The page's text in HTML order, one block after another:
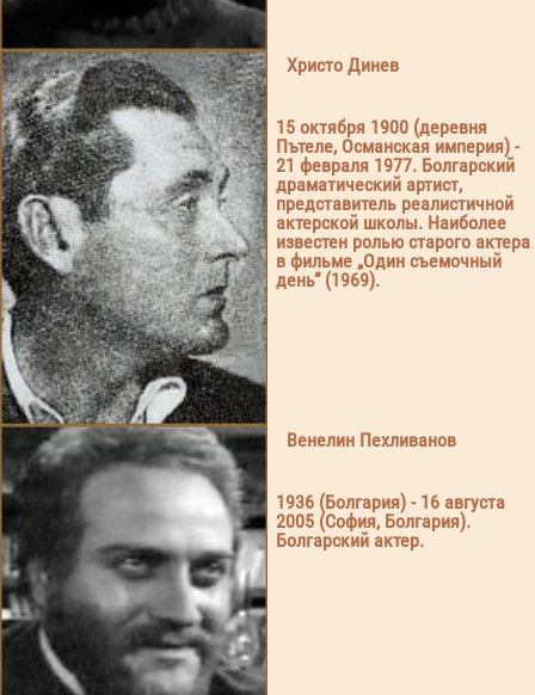
Христо Динев
15 октября 1900 (деревня
Пътеле, Османская империя) -
21 февраля 1977. Болгарский
драматический артист,
представитель реалистичной
актерской школы. Наиболее
известен ролью старого актера
в фильме „Один съемочный
день“ (1969).
Венелин Пехливанов
1936 (Болгария) - 16 августа
2005 (София, Болгария).
Болгарский актер.